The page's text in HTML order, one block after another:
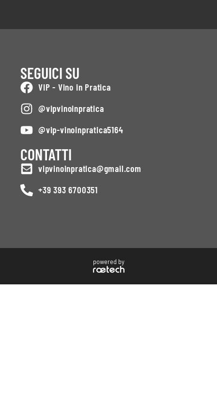
SEGUICI SU
VIP - Vino in Pratica
@vipvinoinpratica
@vip-vinoinpratica5164
CONTATTI
vipvinoinpratica@gmail.com
+39 393 6700351
powered by